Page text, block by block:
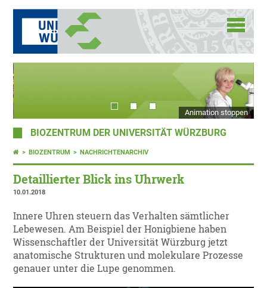
Animation stoppen
BIOZENTRUM DER UNIVERSITÄT WÜRZBURG
BIOZENTRUM NACHRICHTENARCHIV
Detaillierter Blick ins Uhrwerk
10.01.2018
Innere Uhren steuern das Verhalten sämtlicher
Lebewesen. Am Beispiel der Honigbiene haben
Wissenschaftler der Universität Würzburg jetzt
anatomische Strukturen und molekulare Prozesse
genauer unter die Lupe genommen.